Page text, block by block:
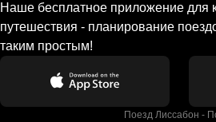
Наше бесплатное приложение для
путешествия - планирование
таким простым!
Поезд Лиссабон -